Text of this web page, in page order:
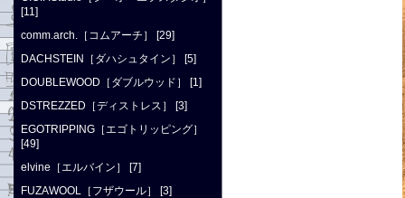
[11]
comm.arch.［コムアーチ］ [29]
DACHSTEIN［ダハシュタイン］ [5]
DOUBLEWOOD［ダブルウッド］ [1]
DSTREZZED［ディストレス］ [3]
EGOTRIPPING［エゴトリッピング］
[49]
elvine［エルバイン］ [7]
FUZAWOOL［フザウール］ [3]